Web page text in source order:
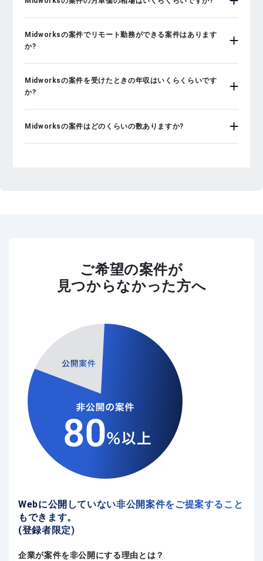
Midworksの案件でリモート勤務ができる案件はあります
か?
Midworksの案件を受けたときの年収はいくらくらいです
か?
Midworksの案件はどのくらいの数ありますか?
ご希望の案件が
見つからなかった方へ
Webに公開していない非公開案件をご提案すること
もできます。
(登録者限定)
企業が案件を非公開にする理由とは？